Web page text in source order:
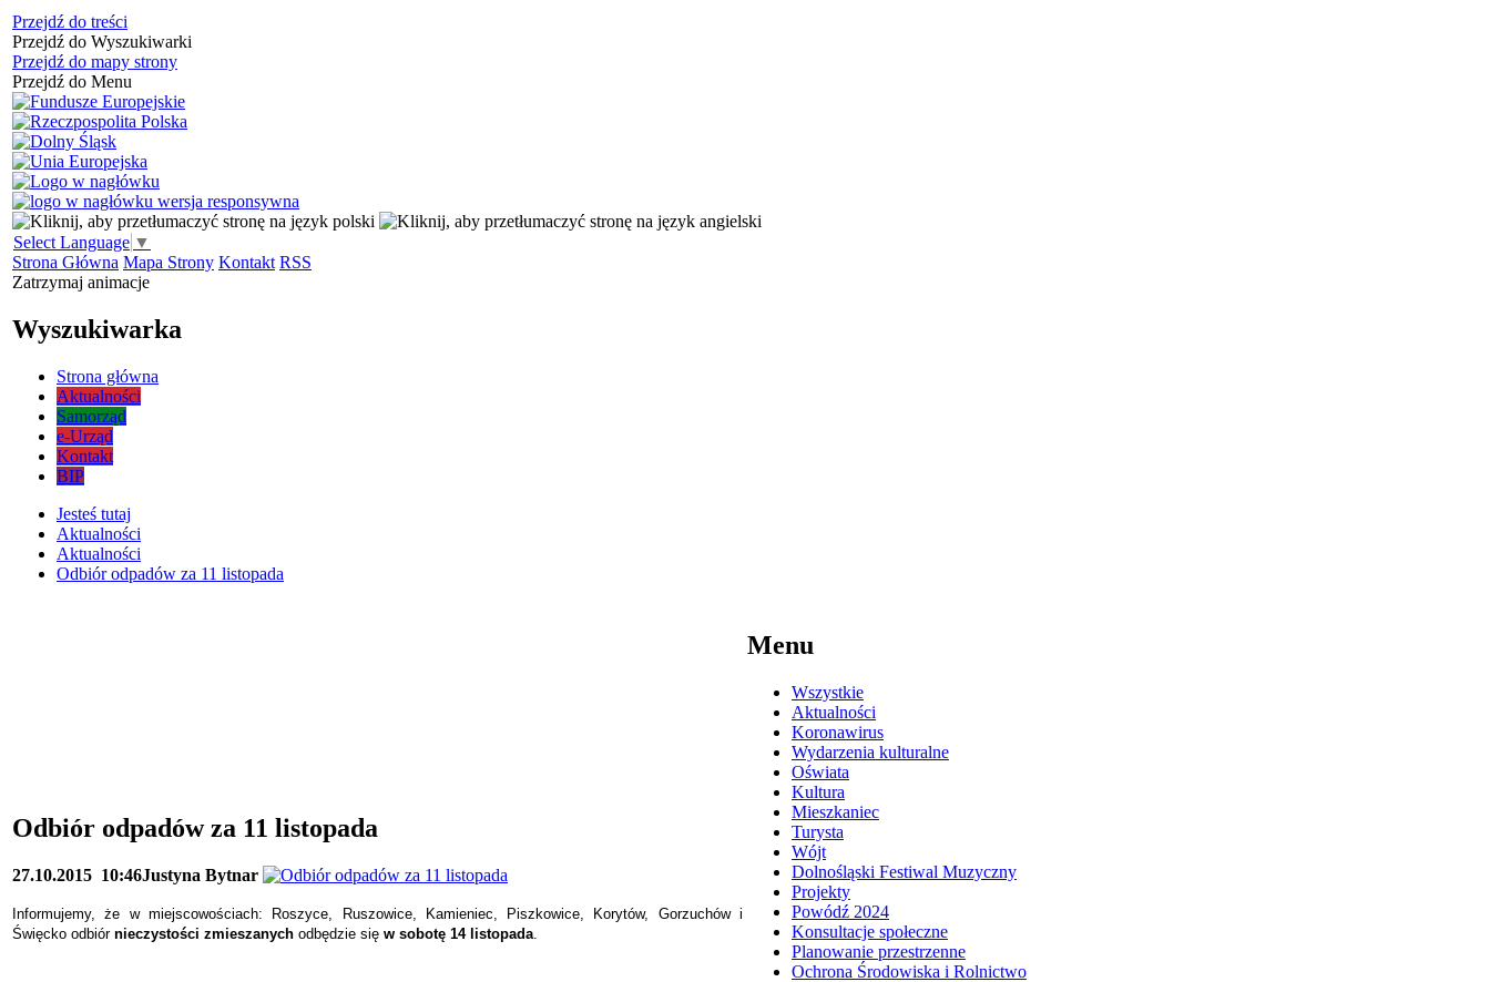
Przejdź do treści
Przejdź do Wyszukiwarki
Przejdź do mapy strony
Przejdź do Menu
Select Language ▼
Strona Główna Mapa Strony Kontakt RSS
Zatrzymaj animacje
Wyszukiwarka
Strona główna
Aktualności
Samorząd
e-Urząd
Kontakt
BIP
Jesteś tutaj
Aktualności
Aktualności
Odbiór odpadów za 11 listopada
Odbiór odpadów za 11 listopada
27.10.2015 10:46Justyna Bytnar
Informujemy, że w miejscowościach: Roszyce, Ruszowice, Kamieniec, Piszkowice, Korytów, Gorzuchów i
Święcko odbiór nieczystości zmieszanych odbędzie się w sobotę 14 listopada
Menu
Wszystkie
Aktualności
Koronawirus
Wydarzenia kulturalne
Oświata
Kultura
Mieszkaniec
Turysta
Wójt
Dolnośląski Festiwal Muzyczny
Projekty
Powódź 2024
Konsultacje społeczne
Planowanie przestrzenne
Ochrona Środowiska i Rolnictwo